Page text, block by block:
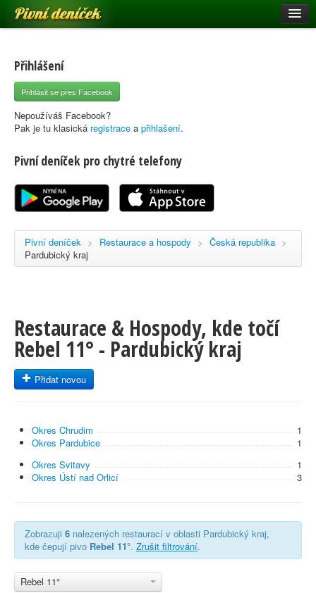
Pivní deníček
Pivní mapa
Pivní značky
Nápověda
Registrace
Přihlášení
Přihlásit se přes Facebook
Nepoužíváš Facebook?
Pak je tu klasická registrace a přihlašení.
Pivní deníček pro chytré telefony
Pivní deníček > Restaurace a hospody > Česká republika >
Pardubický kraj
Restaurace & Hospody, kde točí
Rebel 11° - Pardubický kraj
Přidat novou
Okres Chrudim
1
Okres Pardubice
1
Okres Svitavy
1
Okres Ústí nad Orlicí
3
Zobrazuji 6 nalezených restaurací v oblasti Pardubický kraj,
kde čepují pivo Rebel 11°. Zrušit filtrování.
Rebel 11°